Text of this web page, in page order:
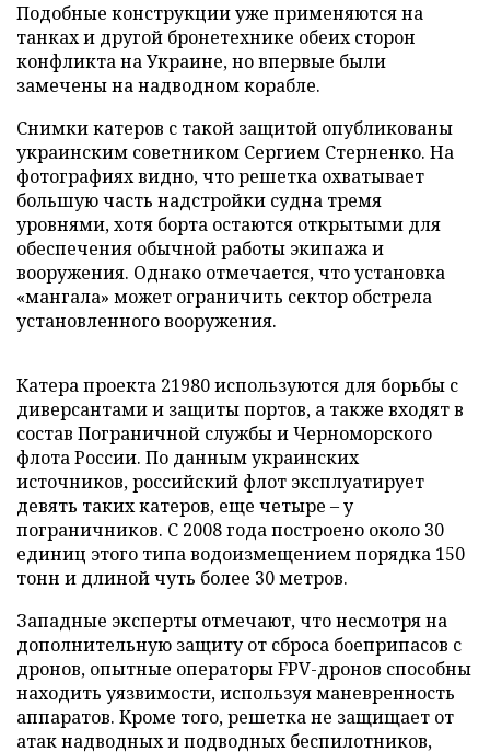
Подобные конструкции уже применяются на
танках и другой бронетехнике обеих сторон
конфликта на Украине, но впервые были
замечены на надводном корабле.
Снимки катеров с такой защитой опубликованы
украинским советником Сергием Стерненко. На
фотографиях видно, что решетка охватывает
большую часть надстройки судна тремя
уровнями, хотя борта остаются открытыми для
обеспечения обычной работы экипажа и
вооружения. Однако отмечается, что установка
«мангала» может ограничить сектор обстрела
установленного вооружения.
Катера проекта 21980 используются для борьбы с
диверсантами и защиты портов, а также входят в
состав Пограничной службы и Черноморского
флота России. По данным украинских
источников, российский флот эксплуатирует
девять таких катеров, еще четыре – у
пограничников. С 2008 года построено около 30
единиц этого типа водоизмещением порядка 150
тонн и длиной чуть более 30 метров.
Западные эксперты отмечают, что несмотря на
дополнительную защиту от сброса боеприпасов с
дронов, опытные операторы FPV-дронов способны
находить уязвимости, используя маневренность
аппаратов. Кроме того, решетка не защищает от
атак надводных и подводных беспилотников,